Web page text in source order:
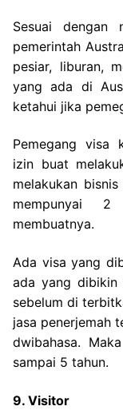
Sesuai dengan
pemerintah
pesiar, liburan,
yang ada di
ketahui jika
Pemegang visa
izin buat
melakukan
mempunyai
membuatnya.
Ada visa yang
ada yang dibikin
sebelum di
jasa penerjemah
dwibahasa.
sampai 5 tahun.
9. Visitor